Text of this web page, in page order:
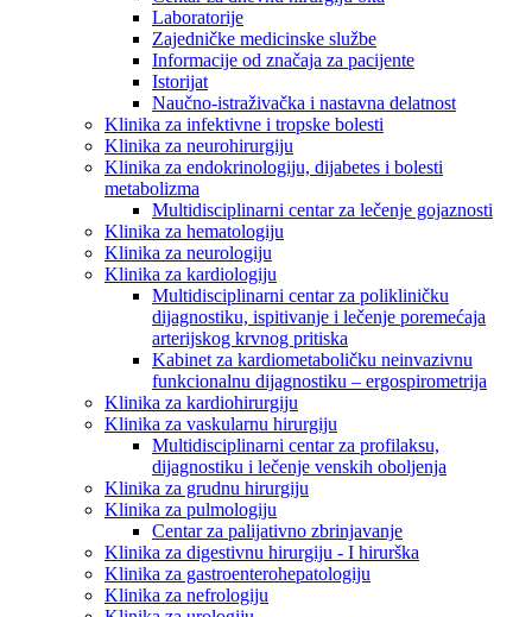
Laboratorije
Zajedničke medicinske službe
Informacije od značaja za pacijente
Istorijat
Naučno-istraživačka i nastavna delatnost
Klinika za infektivne i tropske bolesti
Klinika za neurohirurgiju
Klinika za endokrinologiju, dijabetes i bolesti
metabolizma
Multidisciplinarni centar za lečenje gojaznosti
Klinika za hematologiju
Klinika za neurologiju
Klinika za kardiologiju
Multidisciplinarni centar za polikliničku
dijagnostiku, ispitivanje i lečenje poremećaja
arterijskog krvnog pritiska
Kabinet za kardiometaboličku neinvazivnu
funkcionalnu dijagnostiku – ergospirometrija
Klinika za kardiohirurgiju
Klinika za vaskularnu hirurgiju
Multidisciplinarni centar za profilaksu,
dijagnostiku i lečenje venskih oboljenja
Klinika za grudnu hirurgiju
Klinika za pulmologiju
Centar za palijativno zbrinjavanje
Klinika za digestivnu hirurgiju - I hirurška
Klinika za gastroenterohepatologiju
Klinika za nefrologiju